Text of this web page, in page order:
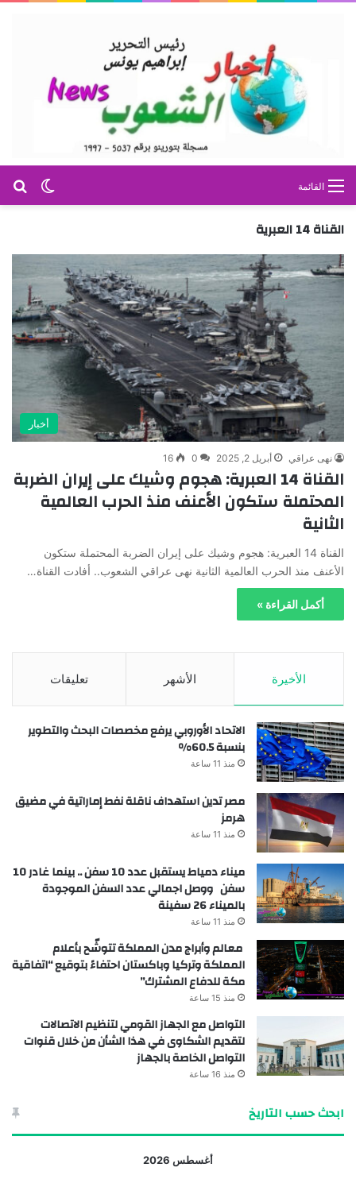
الوضع القائمة
القناة 14 العبرية
أخبار
نهى عراقي أبريل 2, 2025 0
16
القناة 14 العبرية: هجوم وشيك على إيران الضربة
المحتملة ستكون الأعنف منذ الحرب العالمية
الثانية
القناة 14 العبرية: هجوم وشيك على إيران الضربة المحتملة ستكون
الأعنف منذ الحرب العالمية الثانية نهى عراقي الشعوب.. أفادت القناة…
أكمل القراءة »
الأخيرة الأشهر تعليقات
الاتحاد الأوروبي يرفع مخصصات البحث والتطوير
بنسبة 60.5%
منذ 11 ساعة
مصر تدين استهداف ناقلة نفط إماراتية في مضيق
هرمز
منذ 11 ساعة
ميناء دمياط يستقبل عدد 10 سفن .. بينما غادر 10
سفن ووصل اجمالي عدد السفن الموجودة
بالميناء 26 سفينة
منذ 11 ساعة
معالم وأبراج مدن المملكة تتوشّح بأعلام
المملكة وتركيا وباكستان احتفاءً بتوقيع “اتفاقية
مكة للدفاع المشترك”
منذ 15 ساعة
التواصل مع الجهاز القومي لتنظيم الاتصالات
لتقديم الشكاوى في هذا الشأن من خلال قنوات
التواصل الخاصة بالجهاز
منذ 16 ساعة
ابحث حسب التاريخ
أغسطس 2026